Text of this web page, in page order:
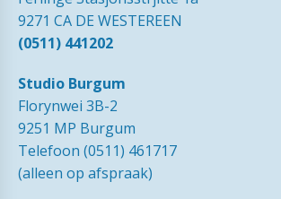
9271 CA DE WESTEREEN
(0511) 441202
Studio Burgum
Florynwei 3B-2
9251 MP Burgum
Telefoon (0511) 461717
(alleen op afspraak)